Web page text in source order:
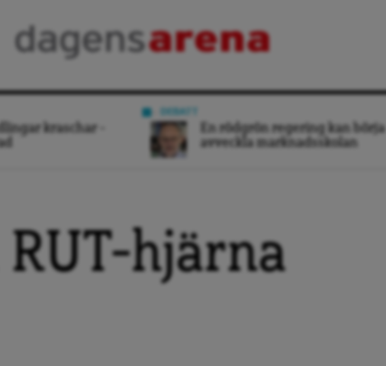
kraschar –
En rödgrön regering kan börja
avveckla marknadsskolan
hjärna